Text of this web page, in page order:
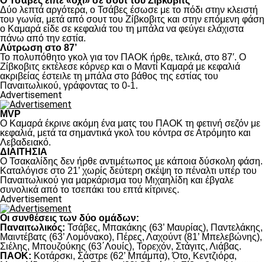
Δύο λεπτά αργότερα, ο Τσάβες έσωσε με το πόδι στην κλειστή
του γωνία, μετά από σουτ του Ζίβκοβιτς και στην επόμενη φάση
ο Καμαρά είδε σε κεφαλιά του τη μπάλα να φεύγει ελάχιστα
πάνω από την εστία.
Λύτρωση στο 87’
Το πολυπόθητο γκολ για τον ΠΑΟΚ ήρθε, τελικά, στο 87′. Ο
Ζίβκοβιτς εκτέλεσε κόρνερ και ο Μαντί Καμαρά με κεφαλιά
ακριβείας έστειλε τη μπάλα στο βάθος της εστίας του
Παναιτωλικού, γράφοντας το 0-1.
Advertisement
MVP
Ο Καμαρά έκρινε ακόμη ένα ματς του ΠΑΟΚ τη φετινή σεζόν με
κεφαλιά, μετά τα σημαντικά γκολ του κόντρα σε Ατρόμητο και
Λεβαδειακό.
ΔΙΑΙΤΗΣΙΑ
Ο Τσακαλίδης δεν ήρθε αντιμέτωπος με κάποια δύσκολη φάση.
Καταλόγισε στο 21’ χωρίς δεύτερη σκέψη το πέναλτι υπέρ του
Παναιτωλικού για μαρκάρισμα του Μιχαηλίδη και έβγαλε
συνολικά από το τσεπάκι του επτά κίτρινες.
Advertisement
Οι συνθέσεις των δύο ομάδων:
Παναιτωλικός: Τσάβες, Μπακάκης (63’ Μαυρίας), Παντελάκης,
Μαιντέβατς (63’ Λομόνακο), Πέρες, Λαχούντ (81’ Μπελεβώνης),
Σιέλης, Μπουζούκης (63΄Λουίς), Τορεχόν, Στάγιτς, Λιάβας.
ΠΑΟΚ: Κοτάρσκι, Σάστρε (62’ Μπάμπα), Ότο, Κεντζιόρα,